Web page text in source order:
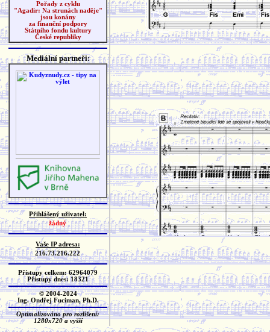
Pořady z cyklu
"Agadir: Na strunách naděje"
jsou konány
za finanční podpory
Státního fondu kultury
České republiky
Mediální partneři:
Přihlášený uživatel:
žádný
Vaše IP adresa:
216.73.216.222
Přístupy celkem: 62964079
Přístupy dnes: 18321
© 2004-2024
Ing. Ondřej Fuciman, Ph.D.
Optimalizováno pro rozlišení:
1280x720 a vyšší